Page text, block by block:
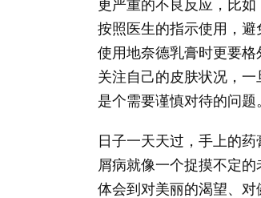
更严重的不良反应，比
按照医生的指示使用，
使用地奈德乳膏时更要
关注自己的皮肤状况，
是个需要谨慎对待的问题
日子一天天过，手上的
屑病就像一个捉摸不定
体会到对美丽的渴望、